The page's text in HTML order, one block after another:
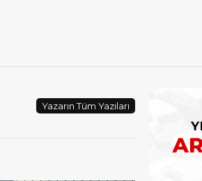
Yazarın Tüm Yazıları